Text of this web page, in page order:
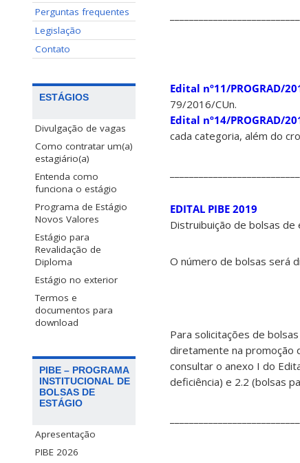
Perguntas frequentes
Legislação
Contato
ESTÁGIOS
Divulgação de vagas
Como contratar um(a)
estagiário(a)
Entenda como
funciona o estágio
Programa de Estágio
Novos Valores
Estágio para
Revalidação de
Diploma
Estágio no exterior
Termos e
documentos para
download
PIBE – PROGRAMA
INSTITUCIONAL DE
BOLSAS DE
ESTÁGIO
Apresentação
PIBE 2026
Edital nº11/PROGRAD/
79/2016/CUn.
Edital nº14/PROGRAD/
cada categoria, além do
EDITAL PIBE 2019
Distruibuição de bolsas de
O número de bolsas será
Para solicitações de
diretamente na promoção
consultar o anexo I do
deficiência) e 2.2 (bolsas